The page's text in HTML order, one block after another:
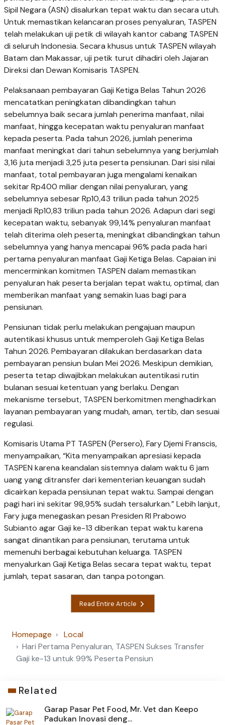
Sipil Negara (ASN) disalurkan tepat waktu dan secara utuh.
Untuk memastikan kelancaran proses penyaluran, TASPEN
telah melakukan uji petik di wilayah kantor cabang TASPEN
di seluruh Indonesia. Secara khusus untuk TASPEN wilayah
Batam dan Makassar, uji petik turut dihadiri oleh Jajaran
Direksi dan Dewan Komisaris TASPEN.
Pelaksanaan pembayaran Gaji Ketiga Belas Tahun 2026
mencatatkan peningkatan dibandingkan tahun
sebelumnya baik secara jumlah penerima manfaat, nilai
manfaat, hingga kecepatan waktu penyaluran manfaat
kepada peserta. Pada tahun 2026, jumlah penerima
manfaat meningkat dari tahun sebelumnya yang berjumlah
3,16 juta menjadi 3,25 juta peserta pensiunan. Dari sisi nilai
manfaat, total pembayaran juga mengalami kenaikan
sekitar Rp400 miliar dengan nilai penyaluran, yang
sebelumnya sebesar Rp10,43 triliun pada tahun 2025
menjadi Rp10,83 triliun pada tahun 2026. Adapun dari segi
kecepatan waktu, sebanyak 99,14% penyaluran manfaat
telah diterima oleh peserta, meningkat dibandingkan tahun
sebelumnya yang hanya mencapai 96% pada pada hari
pertama penyaluran manfaat Gaji Ketiga Belas. Capaian ini
mencerminkan komitmen TASPEN dalam memastikan
penyaluran hak peserta berjalan tepat waktu, optimal, dan
memberikan manfaat yang semakin luas bagi para
pensiunan.
Pensiunan tidak perlu melakukan pengajuan maupun
autentikasi khusus untuk memperoleh Gaji Ketiga Belas
Tahun 2026. Pembayaran dilakukan berdasarkan data
pembayaran pensiun bulan Mei 2026. Meskipun demikian,
peserta tetap diwajibkan melakukan autentikasi rutin
bulanan sesuai ketentuan yang berlaku. Dengan
mekanisme tersebut, TASPEN berkomitmen menghadirkan
layanan pembayaran yang mudah, aman, tertib, dan sesuai
regulasi.
Komisaris Utama PT TASPEN (Persero), Fary Djemi Franscis,
menyampaikan, “Kita menyampaikan apresiasi kepada
TASPEN karena keandalan sistemnya dalam waktu 6 jam
uang yang ditransfer dari kementerian keuangan sudah
dicairkan kepada pensiunan tepat waktu. Sampai dengan
pagi hari ini sekitar 98,95% sudah tersalurkan.” Lebih lanjut,
Fary juga menegaskan pesan Presiden RI Prabowo
Subianto agar Gaji ke-13 diberikan tepat waktu karena
sangat dinantikan para pensiunan, terutama untuk
memenuhi berbagai kebutuhan keluarga. TASPEN
menyalurkan Gaji Ketiga Belas secara tepat waktu, tepat
jumlah, tepat sasaran, dan tanpa potongan.
Read Entire Article
Homepage
Local
Hari Pertama Penyaluran, TASPEN Sukses Transfer
Gaji ke-13 untuk 99% Peserta Pensiun
Related
Garap Pasar Pet Food, Mr. Vet dan Keepo
Padukan Inovasi deng...